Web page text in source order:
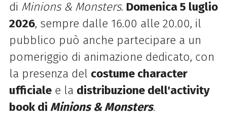
di Minions & Monsters. Domenica 5 luglio
2026, sempre dalle 16.00 alle 20.00, il
pubblico può anche partecipare a un
pomeriggio di animazione dedicato, con
la presenza del costume character
ufficialee la distribuzione dell'activity
book di Minions & Monsters.